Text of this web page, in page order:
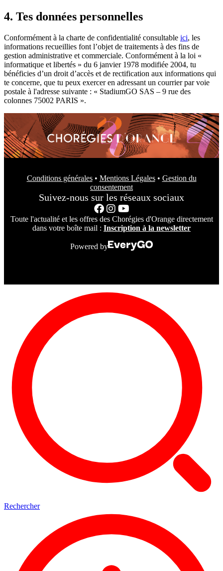
4. Tes données personnelles
Conformément à la charte de confidentialité consultable ici, les
informations recueillies font l’objet de traitements à des fins de
gestion administrative et commerciale. Conformément à la loi «
informatique et libertés » du 6 janvier 1978 modifiée 2004, tu
bénéficies d’un droit d’accès et de rectification aux informations qui
te concerne, que tu peux exercer en adressant un courrier par voie
postale à l'adresse suivante : « StadiumGO SAS – 9 rue des
colonnes 75002 PARIS ».
Conditions générales• Mentions Légales• Gestion du
consentement
Suivez-nous sur les réseaux sociaux
Toute l'actualité et les offres des Chorégies d'Orange directement
dans votre boîte mail : Inscription à la newsletter
Powered by
Rechercher